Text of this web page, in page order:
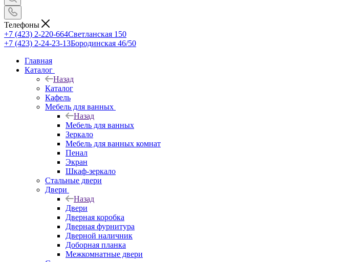
Телефоны
+7 (423) 2-220-664Светланская 150
+7 (423) 2-24-23-13Бородинская 46/50
Главная
Каталог
Назад
Каталог
Кафель
Мебель для ванных
Назад
Мебель для ванных
Зеркало
Мебель для ванных комнат
Пенал
Экран
Шкаф-зеркало
Стальные двери
Двери
Назад
Двери
Дверная коробка
Дверная фурнитура
Дверной наличник
Доборная планка
Межкомнатные двери